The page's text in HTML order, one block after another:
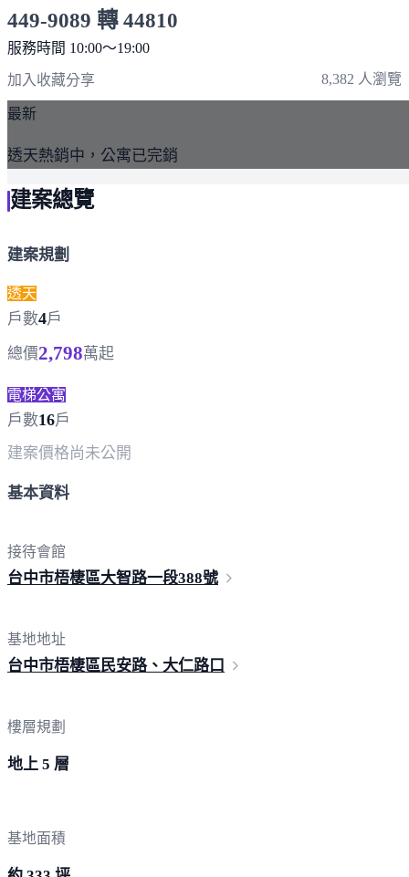
449-9089 轉 44810
服務時間 10:00～19:00
加入收藏分享 8,382 人瀏覽
最新
透天熱銷中，公寓已完銷
建案總覽
建案規劃
透天
戶數4戶
總價2,798萬起
電梯公寓
戶數16戶
建案價格尚未公開
基本資料
接待會館
台中市梧棲區大智路一段388號
基地地址
台中市梧棲區民安路、大仁路口
樓層規劃
地上 5 層
基地面積